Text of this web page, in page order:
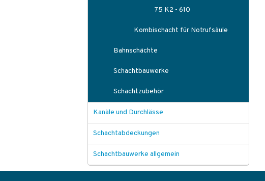
75 K2 - 610
Kombischacht für Notrufsäule
Bahnschächte
Schachtbauwerke
Schachtzubehör
Kanäle und Durchlässe
Schachtabdeckungen
Schachtbauwerke allgemein